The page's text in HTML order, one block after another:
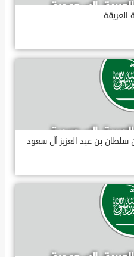
العريقة
سلطان بن عبد العزيز آل سعود